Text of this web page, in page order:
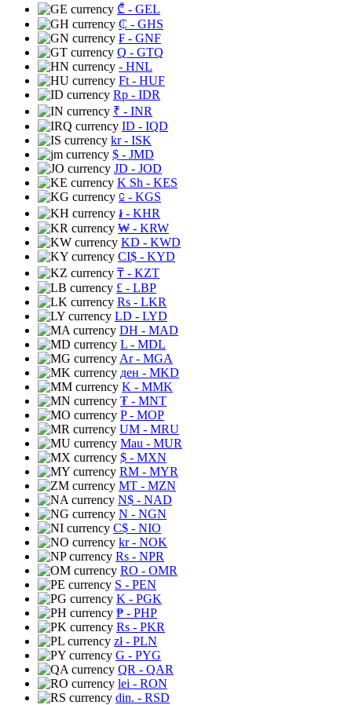
₾ - GEL
₵ - GHS
₣ - GNF
Q - GTQ
- HNL
Ft - HUF
Rp - IDR
₹ - INR
ID - IQD
kr- ISK
$ - JMD
JD - JOD
K Sh - KES
⃀ - KGS
៛ - KHR
₩ - KRW
KD - KWD
CI$ - KYD
₸ - KZT
£ - LBP
Rs - LKR
LD - LYD
DH - MAD
L - MDL
Ar- MGA
ден - MKD
K - MMK
₮ - MNT
P- MOP
UM - MRU
Mau - MUR
$ - MXN
RM - MYR
MT - MZN
N$ - NAD
N - NGN
C$ - NIO
kr- NOK
Rs - NPR
RO - OMR
S - PEN
K - PGK
₱ - PHP
Rs - PKR
zł- PLN
G - PYG
QR - QAR
lei - RON
din. - RSD